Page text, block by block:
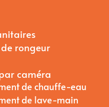
rongeur
caméra
de chauffe-eau
de lave-main